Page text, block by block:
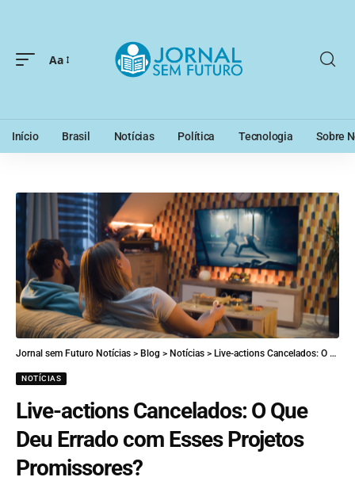
Aa
Início Brasil Notícias Política Tecnologia Sobre
Jornal sem Futuro Notícias > Blog > Notícias > Live-actions Cancelados: O Que Deu Errado com Esses Projetos Promissores?
NOTÍCIAS
Live-actions Cancelados: O Que
Deu Errado com Esses Projetos
Promissores?